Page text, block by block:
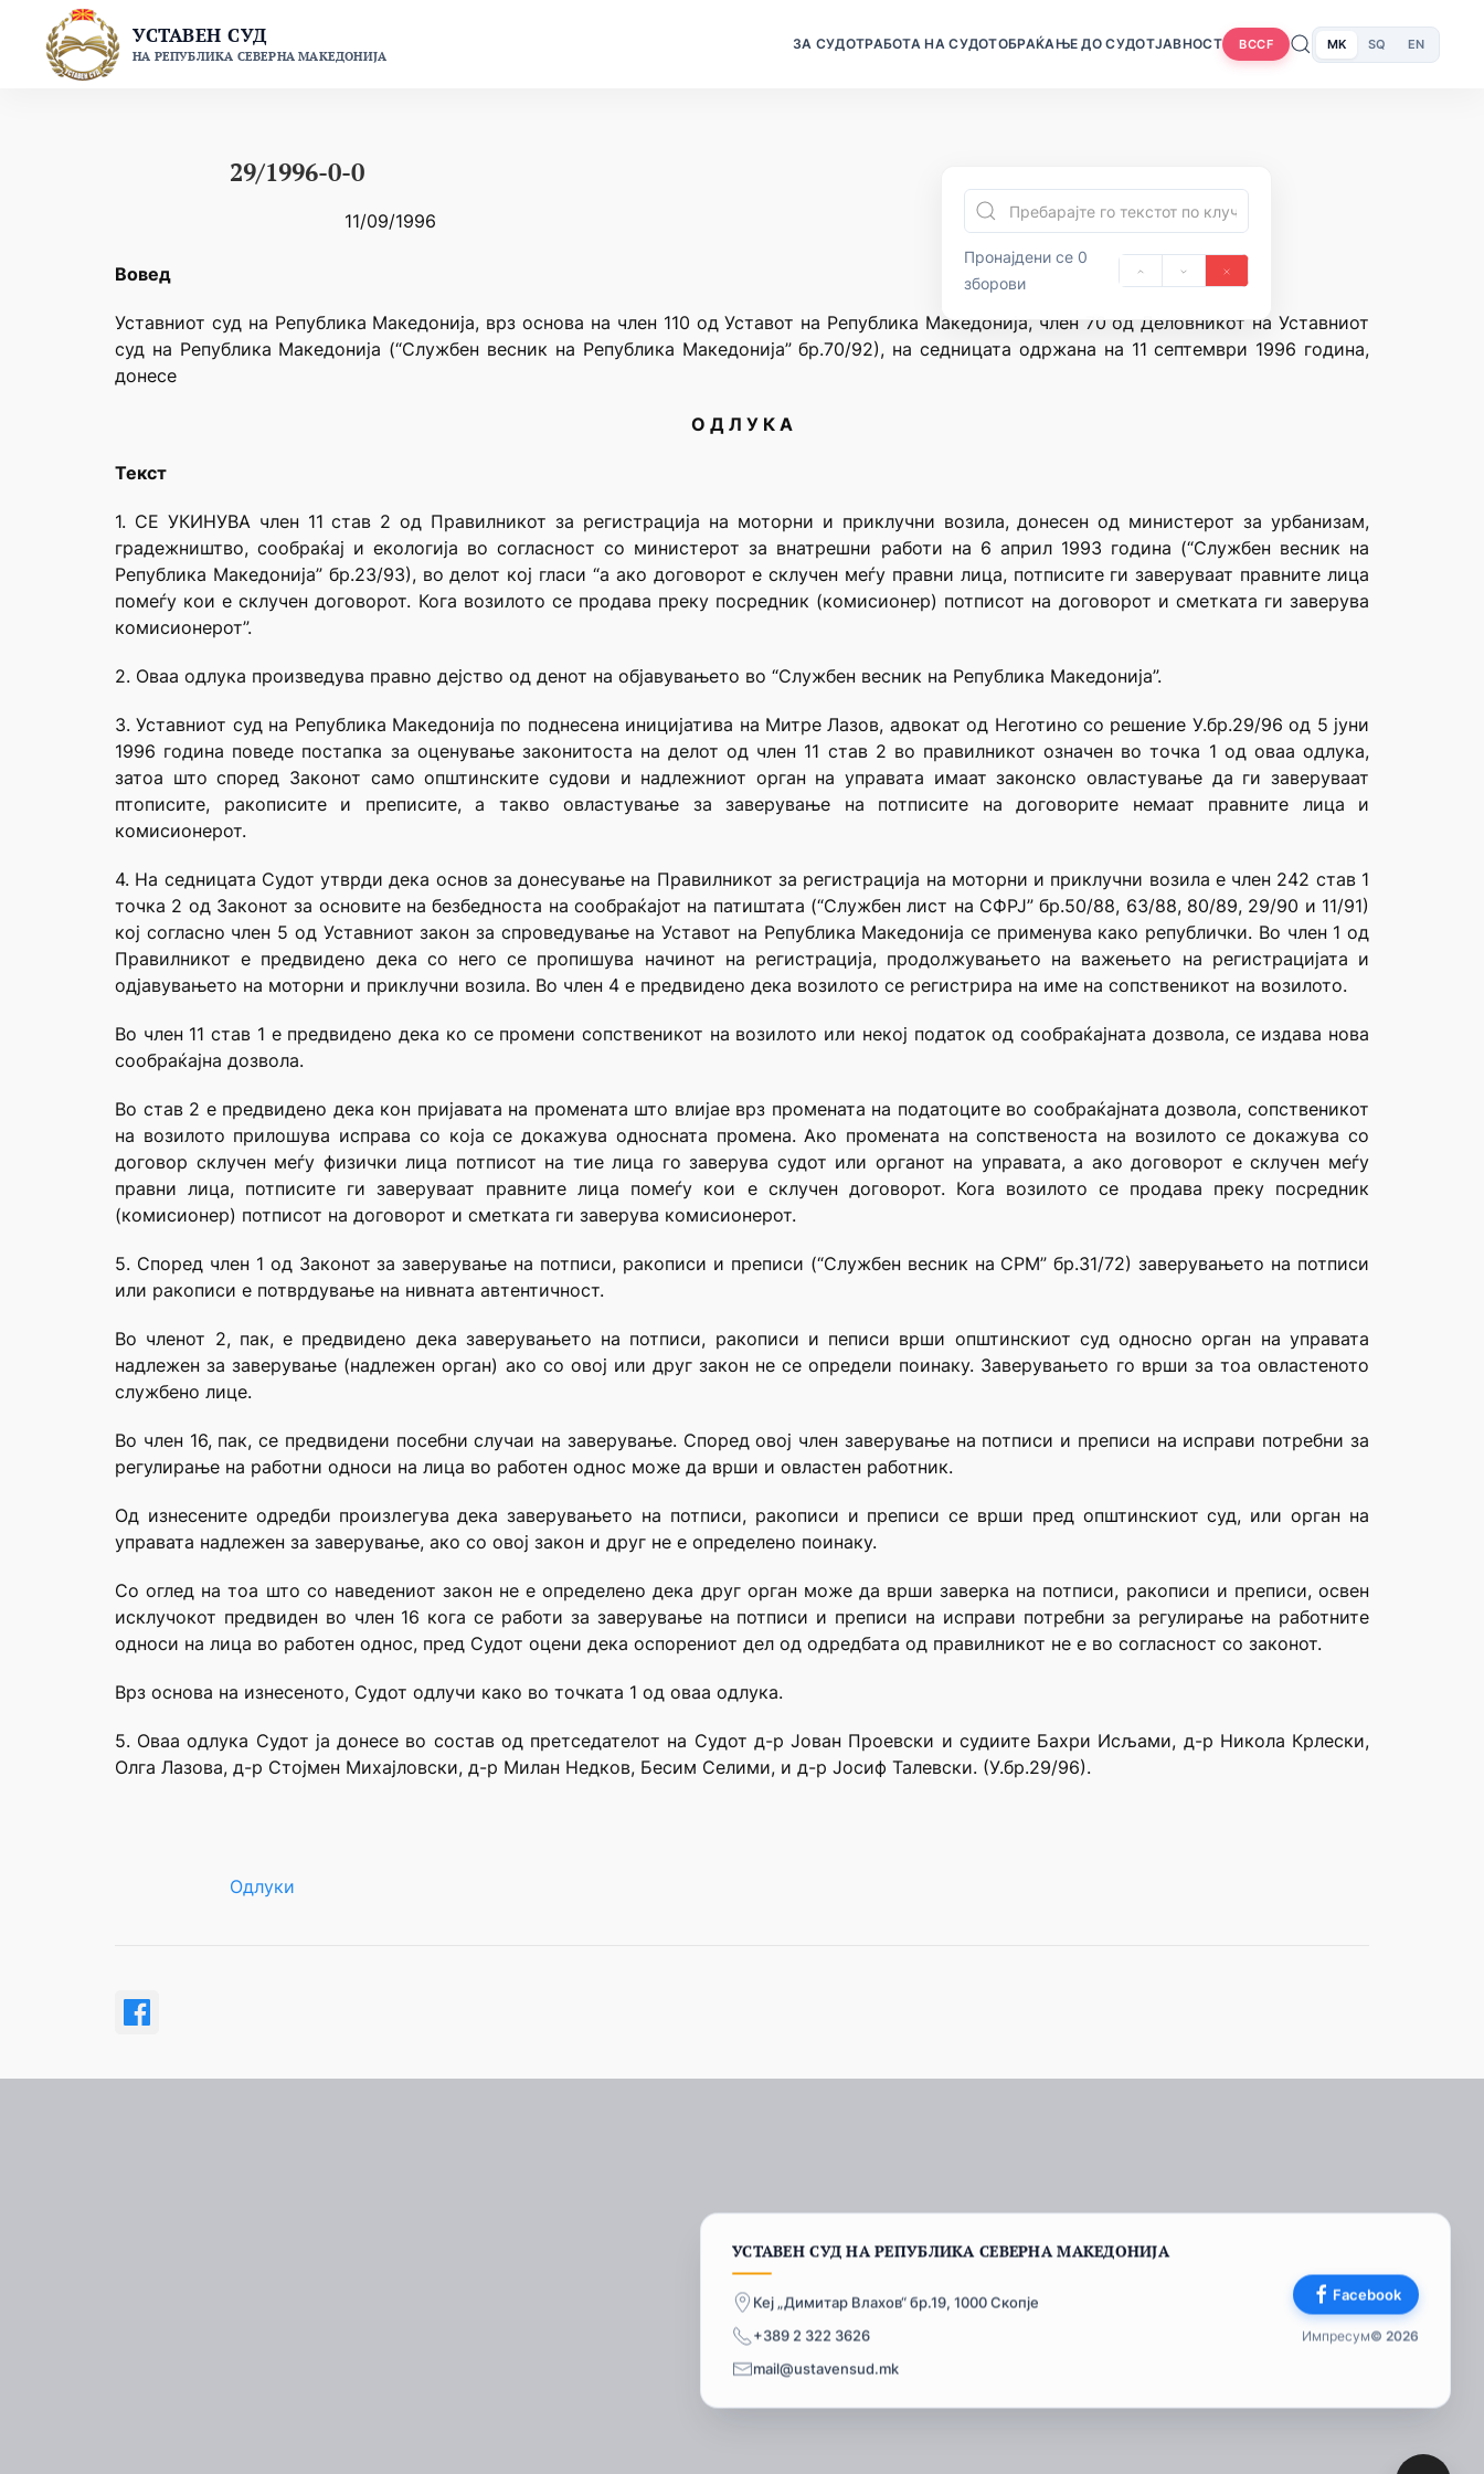
content
УСТАВЕН СУД
НА РЕПУБЛИКА СЕВЕРНА МАКЕДОНИЈА
ЗА СУДОТРАБОТА НА СУДОТОБРАЌАЊЕ ДО СУДОТЈАВНОСТ BCCF MK SQ EN
29/1996-0-0
11/09/1996
Пронајдени се 0
зборови
Вовед
Уставниот суд на Република Македонија, врз основа на член 110 од Уставот на Република Македонија, член 70 од Деловникот на Уставниот
суд на Република Македонија (“Службен весник на Република Македонија” бр.70/92), на седницата одржана на 11 септември 1996 година,
донесе
О Д Л У К А
Текст
1. СЕ УКИНУВА член 11 став 2 од Правилникот за регистрација на моторни и приклучни возила, донесен од министерот за урбанизам,
градежништво, сообраќај и екологија во согласност со министерот за внатрешни работи на 6 април 1993 година (“Службен весник на
Република Македонија” бр.23/93), во делот кој гласи “а ако договорот е склучен меѓу правни лица, потписите ги заверуваат правните лица
помеѓу кои е склучен договорот. Кога возилото се продава преку посредник (комисионер) потписот на договорот и сметката ги заверува
комисионерот”.
2. Оваа одлука произведува правно дејство од денот на објавувањето во “Службен весник на Република Македонија”.
3. Уставниот суд на Република Македонија по поднесена иницијатива на Митре Лазов, адвокат од Неготино со решение У.бр.29/96 од 5 јуни
1996 година поведе постапка за оценување законитоста на делот од член 11 став 2 во правилникот означен во точка 1 од оваа одлука,
затоа што според Законот само општинските судови и надлежниот орган на управата имаат законско овластување да ги заверуваат
птописите, ракописите и преписите, а такво овластување за заверување на потписите на договорите немаат правните лица и
комисионерот.
4. На седницата Судот утврди дека основ за донесување на Правилникот за регистрација на моторни и приклучни возила е член 242 став 1
точка 2 од Законот за основите на безбедноста на сообраќајот на патиштата (“Службен лист на СФРЈ” бр.50/88, 63/88, 80/89, 29/90 и 11/91)
кој согласно член 5 од Уставниот закон за спроведување на Уставот на Република Македонија се применува како републички. Во член 1 од
Правилникот е предвидено дека со него се пропишува начинот на регистрација, продолжувањето на важењето на регистрацијата и
одјавувањето на моторни и приклучни возила. Во член 4 е предвидено дека возилото се регистрира на име на сопственикот на возилото.
Во член 11 став 1 е предвидено дека ко се промени сопственикот на возилото или некој податок од сообраќајната дозвола, се издава нова
сообраќајна дозвола.
Во став 2 е предвидено дека кон пријавата на промената што влијае врз промената на податоците во сообраќајната дозвола, сопственикот
на возилото прилошува исправа со која се докажува односната промена. Ако промената на сопственоста на возилото се докажува со
договор склучен меѓу физички лица потписот на тие лица го заверува судот или органот на управата, а ако договорот е склучен меѓу
правни лица, потписите ги заверуваат правните лица помеѓу кои е склучен договорот. Кога возилото се продава преку посредник
(комисионер) потписот на договорот и сметката ги заверува комисионерот.
5. Според член 1 од Законот за заверување на потписи, ракописи и преписи (“Службен весник на СРМ” бр.31/72) заверувањето на потписи
или ракописи е потврдување на нивната автентичност.
Во членот 2, пак, е предвидено дека заверувањето на потписи, ракописи и пеписи врши општинскиот суд односно орган на управата
надлежен за заверување (надлежен орган) ако со овој или друг закон не се определи поинаку. Заверувањето го врши за тоа овластеното
службено лице.
Во член 16, пак, се предвидени посебни случаи на заверување. Според овој член заверување на потписи и преписи на исправи потребни за
регулирање на работни односи на лица во работен однос може да врши и овластен работник.
Од изнесените одредби произлегува дека заверувањето на потписи, ракописи и преписи се врши пред општинскиот суд, или орган на
управата надлежен за заверување, ако со овој закон и друг не е определено поинаку.
Со оглед на тоа што со наведениот закон не е определено дека друг орган може да врши заверка на потписи, ракописи и преписи, освен
исклучокот предвиден во член 16 кога се работи за заверување на потписи и преписи на исправи потребни за регулирање на работните
односи на лица во работен однос, пред Судот оцени дека оспорениот дел од одредбата од правилникот не е во согласност со законот.
Врз основа на изнесеното, Судот одлучи како во точката 1 од оваа одлука.
5. Оваа одлука Судот ја донесе во состав од претседателот на Судот д-р Јован Проевски и судиите Бахри Исљами, д-р Никола Крлески,
Олга Лазова, д-р Стојмен Михајловски, д-р Милан Недков, Бесим Селими, и д-р Јосиф Талевски. (У.бр.29/96).
Одлуки
УСТАВЕН СУД НА РЕПУБЛИКА СЕВЕРНА МАКЕДОНИЈА
Кеј „Димитар Влахов“ бр.19, 1000 Скопје
+389 2 322 3626
mail@ustavensud.mk
Facebook
Импресум© 2026